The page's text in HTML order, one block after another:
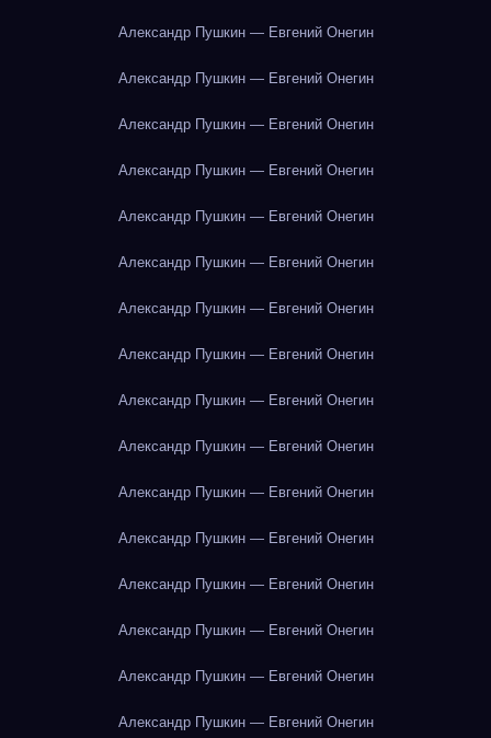
Александр Пушкин — Евгений Онегин
Александр Пушкин — Евгений Онегин
Александр Пушкин — Евгений Онегин
Александр Пушкин — Евгений Онегин
Александр Пушкин — Евгений Онегин
Александр Пушкин — Евгений Онегин
Александр Пушкин — Евгений Онегин
Александр Пушкин — Евгений Онегин
Александр Пушкин — Евгений Онегин
Александр Пушкин — Евгений Онегин
Александр Пушкин — Евгений Онегин
Александр Пушкин — Евгений Онегин
Александр Пушкин — Евгений Онегин
Александр Пушкин — Евгений Онегин
Александр Пушкин — Евгений Онегин
Александр Пушкин — Евгений Онегин